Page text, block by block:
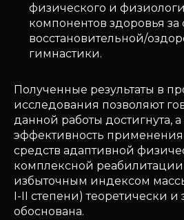
физического и
компонентов здоровья за
восстановительной/
гимнастики.
Полученные результаты в
исследования позволяют
данной работы достигнута,
эффективность
средств адаптивной
комплексной
избыточным индексом
I-II степени) теоретически
обоснована.